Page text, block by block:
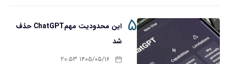
۵
این محدودیت مهمChatGPT حذف
شد
۱۴۰۵/۰۵/۱۶ ۲۰:۵۳